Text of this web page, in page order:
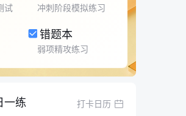
试 冲刺阶段模拟练习
错题本
弱项精攻练习
一练 打卡日历